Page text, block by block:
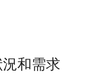
和需求